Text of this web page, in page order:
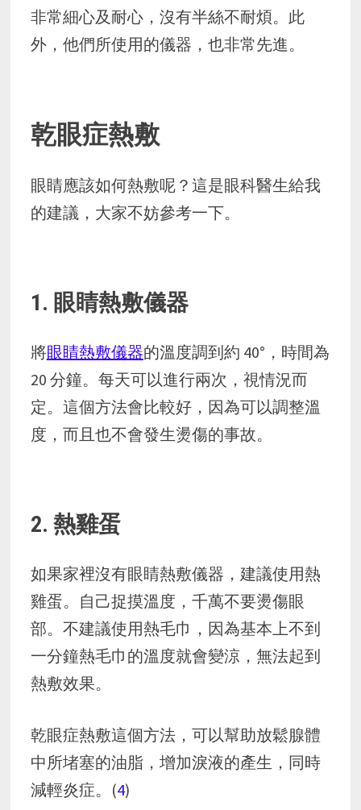
非常細心及耐心，沒有半絲不耐煩。此
外，他們所使用的儀器，也非常先進。
乾眼症熱敷
眼睛應該如何熱敷呢？這是眼科醫生給我
的建議，大家不妨參考一下。
1. 眼睛熱敷儀器
將眼睛熱敷儀器的溫度調到約 40°，時間為
20 分鐘。每天可以進行兩次，視情況而
定。這個方法會比較好，因為可以調整溫
度，而且也不會發生燙傷的事故。
2. 熱雞蛋
如果家裡沒有眼睛熱敷儀器，建議使用熱
雞蛋。自己捉摸溫度，千萬不要燙傷眼
部。不建議使用熱毛巾，因為基本上不到
一分鐘熱毛巾的溫度就會變涼，無法起到
熱敷效果。
乾眼症熱敷這個方法，可以幫助放鬆腺體
中所堵塞的油脂，增加淚液的產生，同時
減輕炎症。(4)